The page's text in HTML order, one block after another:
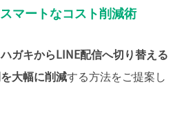
マートなコスト削減術
ハガキからLINE配信へ切り替える
大幅に削減する方法をご提案し